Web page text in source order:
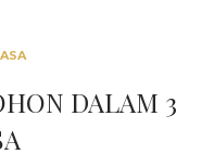
DALAM 3